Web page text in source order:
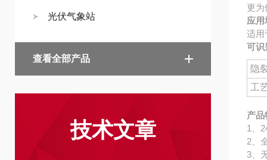
光伏气象站
查看全部产品
技术文章
更为
应用
适用
可识
隐
工
产品
1、
2、
3、